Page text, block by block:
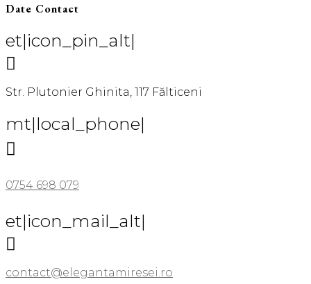
Date Contact
et|icon_pin_alt|

Str. Plutonier Ghinita, 117 Fălticeni
mt|local_phone|

0754 698 079
et|icon_mail_alt|

contact@elegantamiresei.ro